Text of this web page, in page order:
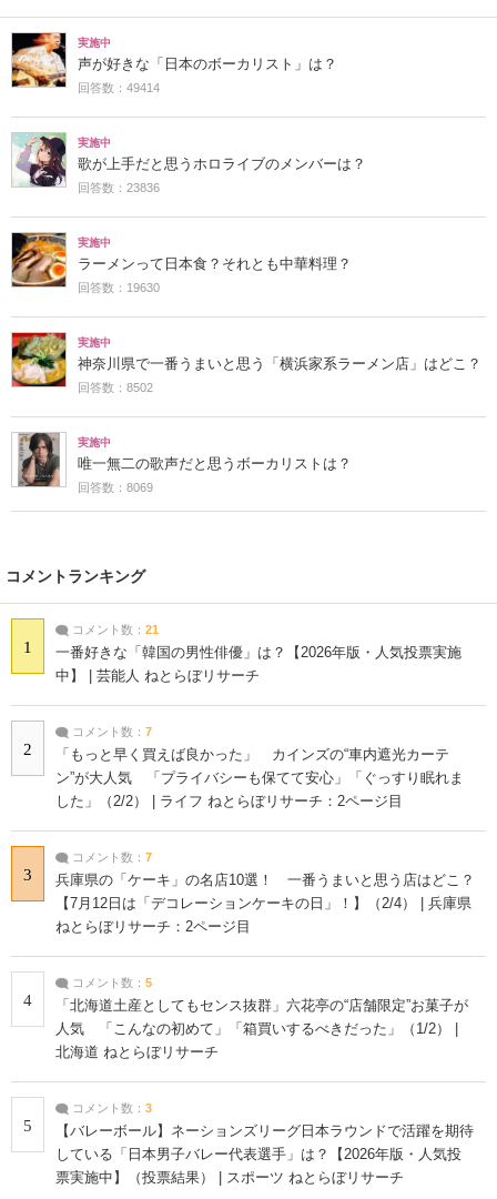
実施中
声が好きな「日本のボーカリスト」は？
回答数：49414
実施中
歌が上手だと思うホロライブのメンバーは？
回答数：23836
実施中
ラーメンって日本食？それとも中華料理？
回答数：19630
実施中
神奈川県で一番うまいと思う「横浜家系ラーメン店」はどこ？
回答数：8502
実施中
唯一無二の歌声だと思うボーカリストは？
回答数：8069
コメントランキング
1
コメント数： 21
一番好きな「韓国の男性俳優」は？【2026年版・人気投票実施
中】 | 芸能人 ねとらぼリサーチ
2
コメント数： 7
「もっと早く買えば良かった」 カインズの“車内遮光カーテ
ン”が大人気 「プライバシーも保てて安心」「ぐっすり眠れま
した」（2/2） | ライフ ねとらぼリサーチ：2ページ目
3
コメント数： 7
兵庫県の「ケーキ」の名店10選！ 一番うまいと思う店はどこ？
【7月12日は「デコレーションケーキの日」！】（2/4） | 兵庫県
ねとらぼリサーチ：2ページ目
4
コメント数： 5
「北海道土産としてもセンス抜群」六花亭の“店舗限定”お菓子が
人気 「こんなの初めて」「箱買いするべきだった」（1/2） |
北海道 ねとらぼリサーチ
5
コメント数： 3
【バレーボール】ネーションズリーグ日本ラウンドで活躍を期待
している「日本男子バレー代表選手」は？【2026年版・人気投
票実施中】（投票結果） | スポーツ ねとらぼリサーチ